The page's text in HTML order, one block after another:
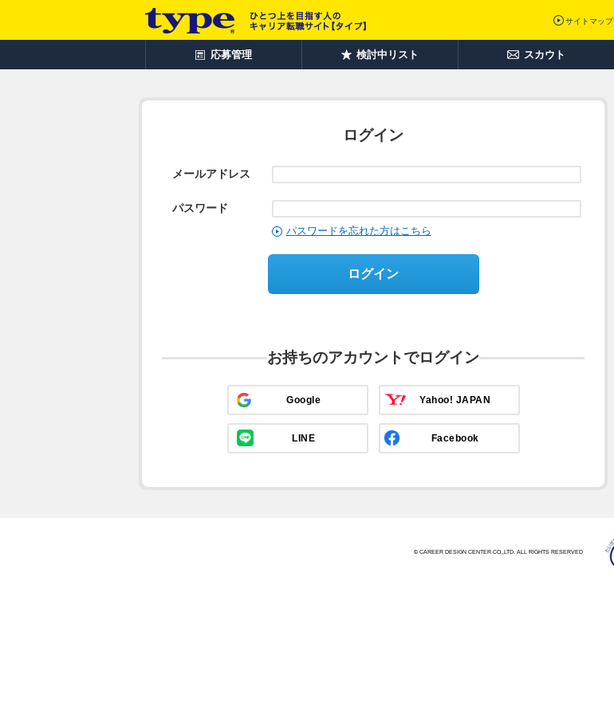
サイトマップ
応募管理 検討中リスト スカウト
ログイン
メールアドレス
パスワード
パスワードを忘れた方はこちら
ログイン
お持ちのアカウントでログイン
Google Yahoo! JAPAN
LINE Facebook
© CAREER DESIGN CENTER CO.,LTD. ALL RIGHTS RESERVED